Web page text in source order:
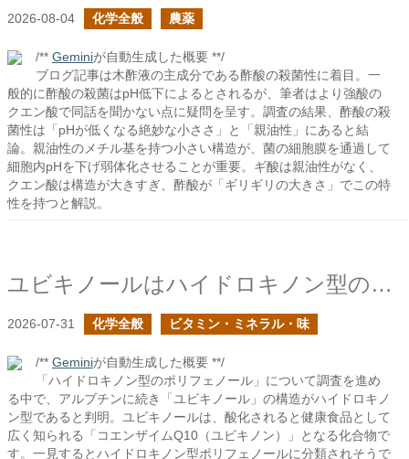
2026-08-04 化学全般 農薬
/** Geminiが自動生成した概要 **/
ブログ記事は木酢液の主成分である酢酸の殺菌性に着目。一
般的に酢酸の殺菌はpH低下によるとされるが、筆者はより強酸の
クエン酸で同話を聞かない点に疑問を呈す。調査の結果、酢酸の殺
菌性は「pHが低くなる絶妙な小ささ」と「親油性」にあると結
論。親油性のメチル基を持つ小さい構造が、菌の細胞膜を通過して
細胞内pHを下げ弱体化させることが重要。ギ酸は親油性がなく、
クエン酸は構造が大きすぎ、酢酸が「ギリギリの大きさ」でこの特
性を持つと解説。
ユビキノールはハイドロキノン型のポリフェノールか？
2026-07-31 化学全般 ビタミン・ミネラル・味
/** Geminiが自動生成した概要 **/
「ハイドロキノン型のポリフェノール」について調査を進め
る中で、アルブチンに続き「ユビキノール」の構造がハイドロキノ
ン型であると判明。ユビキノールは、酸化されると健康食品として
広く知られる「コエンザイムQ10（ユビキノン）」となる化合物で
す。一見するとハイドロキノン型ポリフェノールに分類されそうで